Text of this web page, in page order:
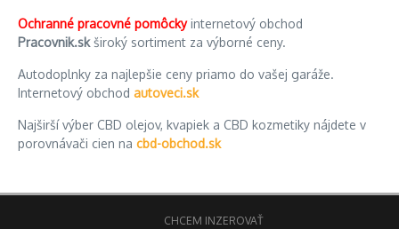
Ochranné pracovné pomôckyinternetový obchod
Pracovnik.skširoký sortiment za výborné ceny.
Autodoplnky za najlepšie ceny priamo do vašej garáže.
Internetový obchod autoveci.sk
Najširší výber CBD olejov, kvapiek a CBD kozmetiky nájdete v
porovnávači cien na cbd-obchod.sk
CHCEM INZEROVAŤ